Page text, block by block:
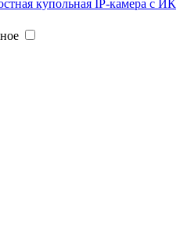
купольная IP-камера с ИК